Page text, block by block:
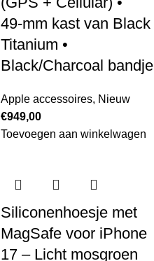
49‑mm kast van Black
Titanium •
Black/Charcoal bandje
Apple accessoires, Nieuw
€949,00
Toevoegen aan winkelwagen
Siliconenhoesje met
MagSafe voor iPhone
17 – Licht mosgroen